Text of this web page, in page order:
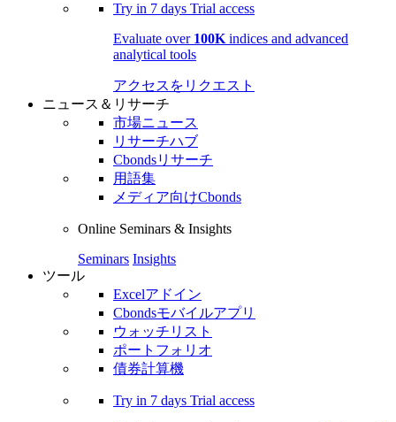
Try in 7 days Trial access
Evaluate over 100K indices and advanced
analytical tools
アクセスをリクエスト
ニュース＆リサーチ
市場ニュース
リサーチハブ
Cbondsリサーチ
用語集
メディア向けCbonds
Online Seminars & Insights
Seminars Insights
ツール
Excelアドイン
Cbondsモバイルアプリ
ウォッチリスト
ポートフォリオ
債券計算機
Try in 7 days Trial access